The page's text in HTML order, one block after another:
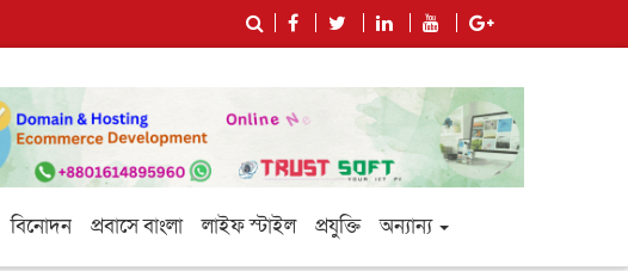
বিনোদন প্রবাসে বাংলা লাইফ স্টাইল প্রযুক্তি অন্যান্য